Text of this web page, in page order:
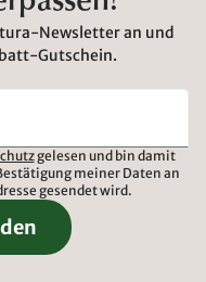
Newsletter an und
Gutschein.
gelesen und bin damit
meiner Daten an
gesendet wird.